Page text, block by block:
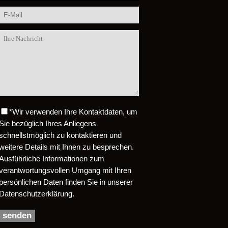
Bitte lasse dieses Feld leer.
*Wir verwenden Ihre Kontaktdaten, um
Sie bezüglich Ihres Anliegens
zu kontaktieren und
Details mit Ihnen zu besprechen.
Informationen zum
Umgang mit Ihren
persönlichen Daten finden Sie in unserer
Datenschutzerklärung.